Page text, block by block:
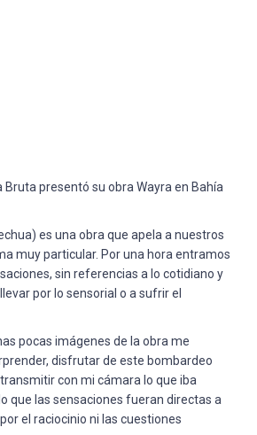
Bruta presentó su obra Wayra en Bahía
es una obra que apela a nuestros
muy particular. Por una hora entramos
sin referencias a lo cotidiano y
por lo sensorial o a sufrir el
pocas imágenes de la obra me
disfrutar de este bombardeo
con mi cámara lo que iba
que las sensaciones fueran directas a
el raciocinio ni las cuestiones